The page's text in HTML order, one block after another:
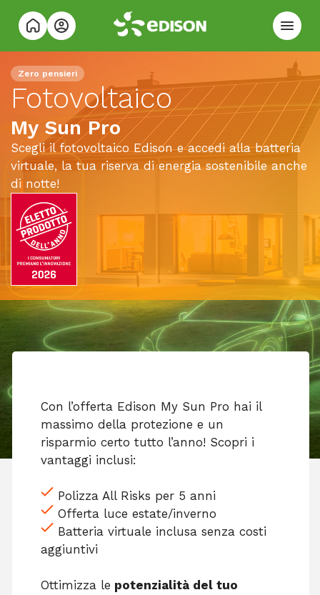
Zero pensieri
Fotovoltaico
My Sun Pro
Scegli il fotovoltaico Edison e accedi alla batteria
virtuale, la tua riserva di energia sostenibile anche
di notte!
Con l’offerta Edison My Sun Pro hai il
massimo della protezione e un
risparmio certo tutto l’anno! Scopri i
vantaggi inclusi:
Polizza All Risks per 5 anni
Offerta luce estate/inverno
Batteria virtuale inclusa senza costi
aggiuntivi
Ottimizza le potenzialità del tuo